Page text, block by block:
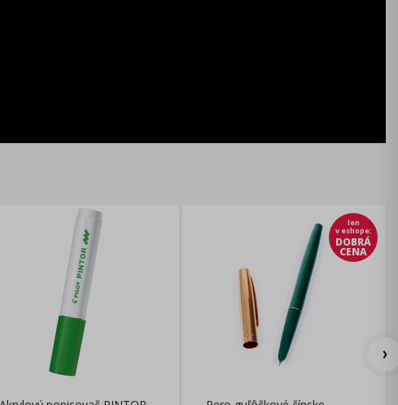
len
v eshope:
DOBRÁ
CENA